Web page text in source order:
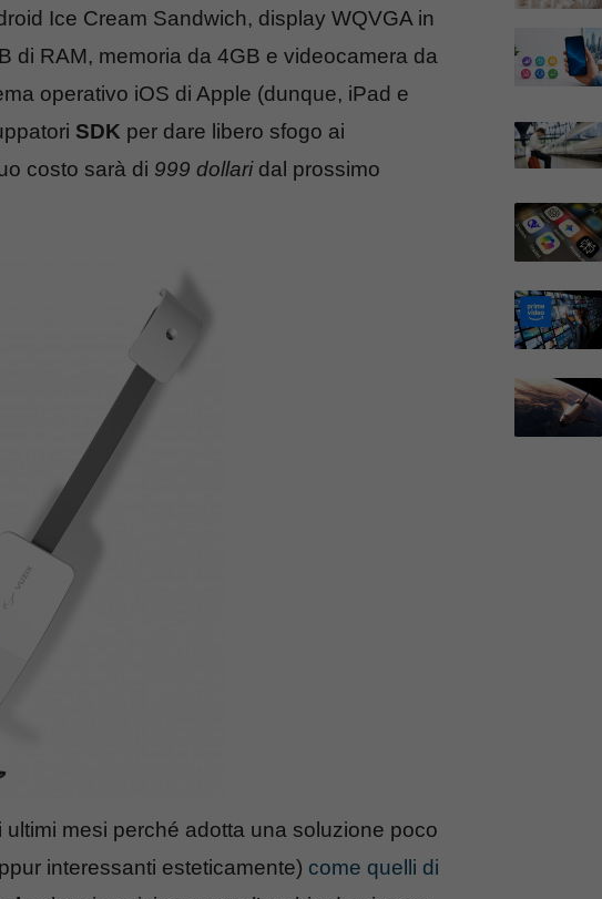
Ice Cream Sandwich, display WQVGA in
di RAM, memoria da 4GB e videocamera da
operativo iOS di Apple (dunque, iPad e
SDK per dare libero sfogo ai
costo sarà di 999 dollaridal prossimo
ultimi mesi perché adotta una soluzione poco
interessanti esteticamente) come quelli di